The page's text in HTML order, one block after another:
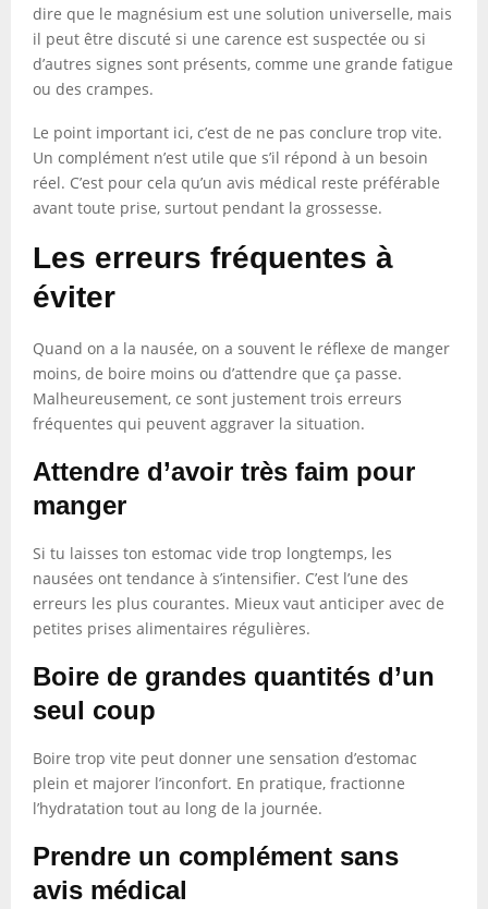
dire que le magnésium est une solution universelle, mais
il peut être discuté si une carence est suspectée ou si
d’autres signes sont présents, comme une grande fatigue
ou des crampes.
Le point important ici, c’est de ne pas conclure trop vite.
Un complément n’est utile que s’il répond à un besoin
réel. C’est pour cela qu’un avis médical reste préférable
avant toute prise, surtout pendant la grossesse.
Les erreurs fréquentes à
éviter
Quand on a la nausée, on a souvent le réflexe de manger
moins, de boire moins ou d’attendre que ça passe.
Malheureusement, ce sont justement trois erreurs
fréquentes qui peuvent aggraver la situation.
Attendre d’avoir très faim pour
manger
Si tu laisses ton estomac vide trop longtemps, les
nausées ont tendance à s’intensifier. C’est l’une des
erreurs les plus courantes. Mieux vaut anticiper avec de
petites prises alimentaires régulières.
Boire de grandes quantités d’un
seul coup
Boire trop vite peut donner une sensation d’estomac
plein et majorer l’inconfort. En pratique, fractionne
l’hydratation tout au long de la journée.
Prendre un complément sans
avis médical